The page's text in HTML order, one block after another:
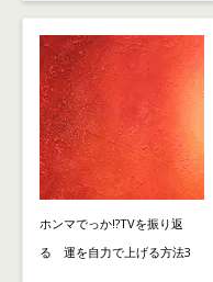
ホンマでっか!?TVを振り返
る 運を自力で上げる方法3